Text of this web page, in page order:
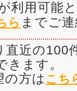
利用可能
ら までご
直近の100
きます。
の方は こち